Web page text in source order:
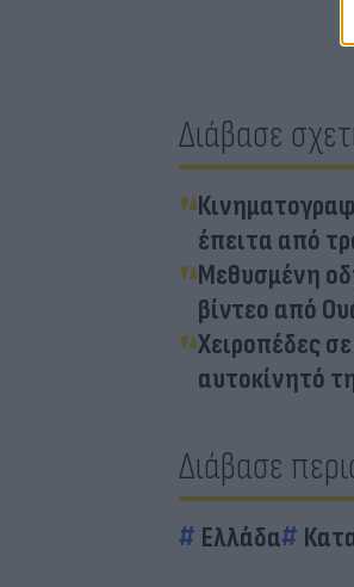
Διάβασε
έπειτα από
Μεθυσμένη
βίντεο από
Χειροπέδες
αυτοκίνητό
Διάβασε
Ελλάδα